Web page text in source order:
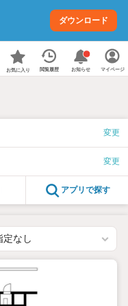
ダウンロード
お気に入り 閲覧履歴 お知らせ マイページ
変更
変更
アプリで探す